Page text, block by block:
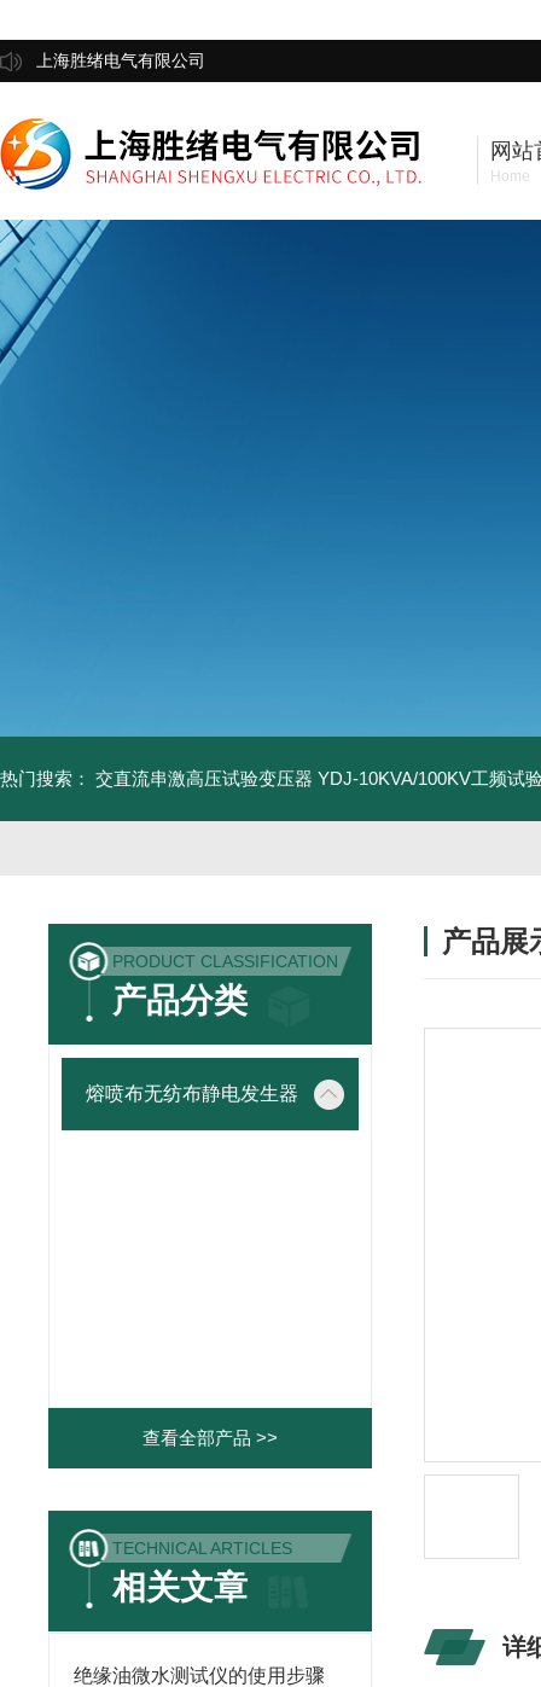
上海胜绪电气有限公司
网站
Home
热门搜索： 交直流串激高压试验变压器 YDJ-10KVA/100KV工频试
PRODUCT CLASSIFICATION
产品分类
熔喷布无纺布静电发生器
查看全部产品 >>
TECHNICAL ARTICLES
相关文章
绝缘油微水测试仪的使用步骤
产品展
详